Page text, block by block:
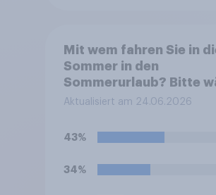
Mit wem fahren Sie in
Sommer in den
Sommerurlaub? Bitte
Sie alle zutreffenden
Aktualisiert am 24.06.2026
43%
34%